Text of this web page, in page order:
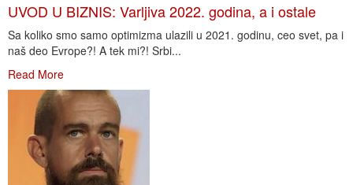
UVOD U BIZNIS: Varljiva 2022. godina, a i ostale
Sa koliko smo samo optimizma ulazili u 2021. godinu, ceo svet, pa i
naš deo Evrope?! A tek mi?! Srbi...
Read More